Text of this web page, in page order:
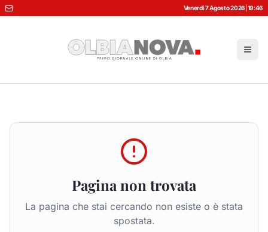
Venerdì 7 Agosto 2026 19:46
Pagina non trovata
La pagina che stai cercando non esiste o è stata
spostata.